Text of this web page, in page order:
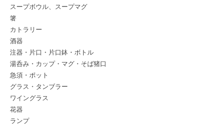
スープボウル、スープマグ
箸
カトラリー
酒器
注器・片口・片口鉢・ボトル
湯呑み・カップ・マグ・そば猪口
急須・ポット
グラス・タンブラー
ワイングラス
花器
ランプ